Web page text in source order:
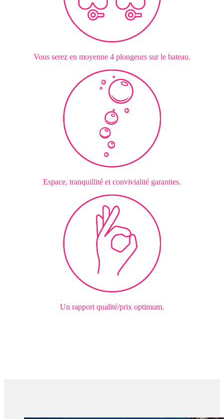
Vous serez en moyenne 4 plongeurs sur le bateau.
Espace, tranquillité et convivialité garanties.
Un rapport qualité/prix optimum.